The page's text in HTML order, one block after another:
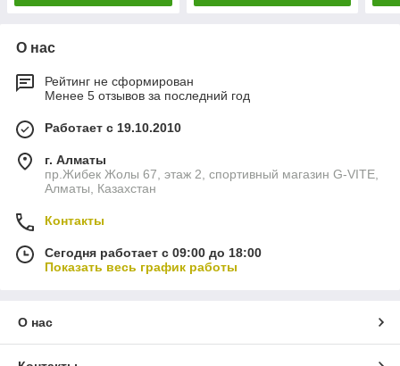
О нас
Рейтинг не сформирован
Менее 5 отзывов за последний год
Работает с 19.10.2010
г. Алматы
пр.Жибек Жолы 67, этаж 2, спортивный магазин G-VITE,
Алматы, Казахстан
Контакты
Сегодня работает с 09:00 до 18:00
Показать весь график работы
О нас